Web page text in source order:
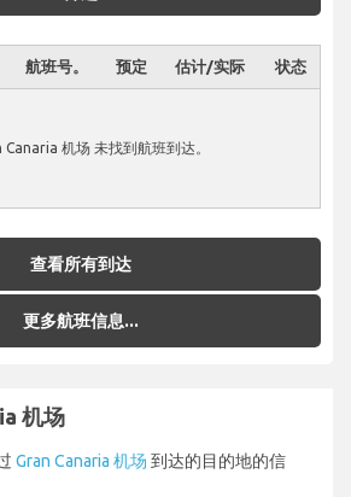
航班号。 预定 估计/实际 状态
Canaria 机场 未找到航班到达。
查看所有到达
更多航班信息...
机场
Gran Canaria 机场 到达的目的地的信